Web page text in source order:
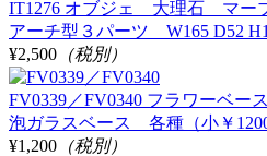
IT1276 オブジェ 大理石 マー
アーチ型３パーツ W165 D52
¥2,500 （税別）
FV0339／FV0340 フラワーベ
泡ガラスベース 各種（小￥
¥1,200 （税別）